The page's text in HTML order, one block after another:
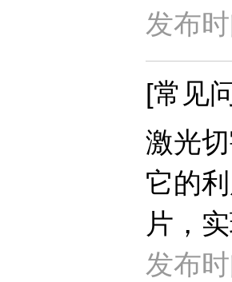
发布
[常见
激光
它的
片，
发布